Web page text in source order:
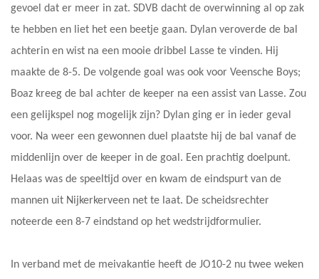
gevoel dat er meer in zat. SDVB dacht de overwinning al op zak
te hebben en liet het een beetje gaan. Dylan veroverde de bal
achterin en wist na een mooie dribbel Lasse te vinden. Hij
maakte de 8-5. De volgende goal was ook voor Veensche Boys;
Boaz kreeg de bal achter de keeper na een assist van Lasse. Zou
een gelijkspel nog mogelijk zijn? Dylan ging er in ieder geval
voor. Na weer een gewonnen duel plaatste hij de bal vanaf de
middenlijn over de keeper in de goal. Een prachtig doelpunt.
Helaas was de speeltijd over en kwam de eindspurt van de
mannen uit Nijkerkerveen net te laat. De scheidsrechter
noteerde een 8-7 eindstand op het wedstrijdformulier.
In verband met de meivakantie heeft de JO10-2 nu twee weken